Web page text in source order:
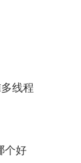
线程
个好